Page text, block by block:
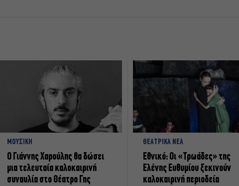
ΜΟΥΣΙΚΗ
Ο Γιάννης Χαρούλης θα δώσει
μια τελευταία καλοκαιρινή
συναυλία στο Θέατρο Γης
ΘΕΑΤΡΙΚΑ ΝΕΑ
Εθνικό: Οι «Τρωάδες» της
Ελένης Ευθυμίου ξεκινούν
καλοκαιρινή περιοδεία